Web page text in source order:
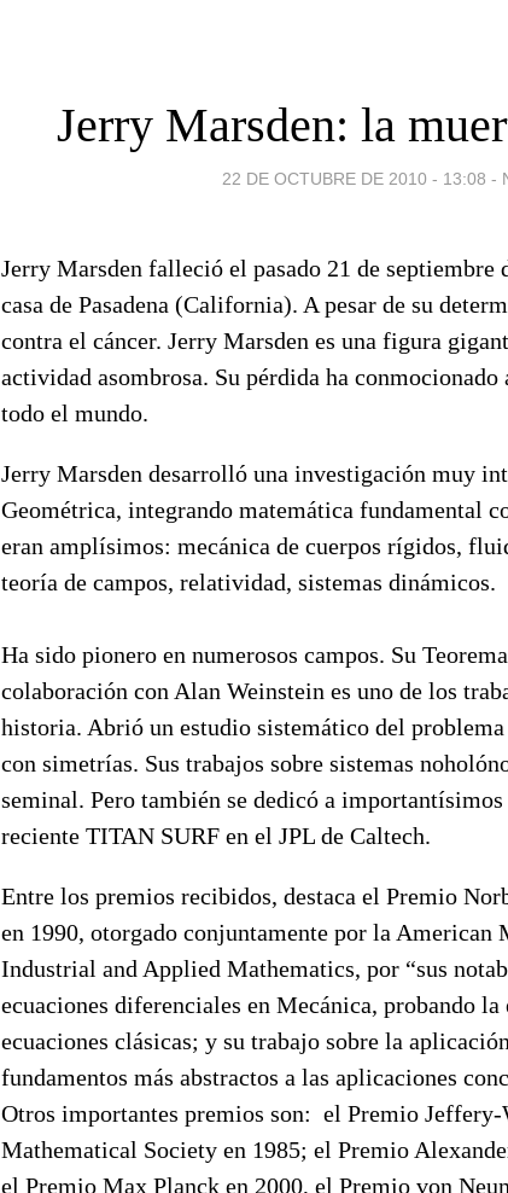
Jerry Marsden: la
22 DE OCTUBRE DE 2010 - 13:08 -
Jerry Marsden falleció el pasado 21 de septiembre
casa de Pasadena (California). A pesar de su
contra el cáncer. Jerry Marsden es una figura
actividad asombrosa. Su pérdida ha conmocionado
todo el mundo.
Jerry Marsden desarrolló una investigación muy
Geométrica, integrando matemática fundamental
eran amplísimos: mecánica de cuerpos rígidos,
teoría de campos, relatividad, sistemas dinámicos.
Ha sido pionero en numerosos campos. Su
colaboración con Alan Weinstein es uno de los
historia. Abrió un estudio sistemático del
con simetrías. Sus trabajos sobre sistemas
seminal. Pero también se dedicó a
reciente TITAN SURF en el JPL de Caltech.
Entre los premios recibidos, destaca el Premio
en 1990, otorgado conjuntamente por la
Industrial and Applied Mathematics, por “sus
ecuaciones diferenciales en Mecánica, probando la
ecuaciones clásicas; y su trabajo sobre la
fundamentos más abstractos a las aplicaciones
Otros importantes premios son: el Premio
Mathematical Society en 1985; el Premio
el Premio Max Planck en 2000, el Premio von